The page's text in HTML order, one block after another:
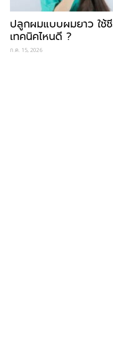
ปลูกผมแบบผมยาว ใช้
เทคนิคไหนดี ?
ก.ค. 15, 2026